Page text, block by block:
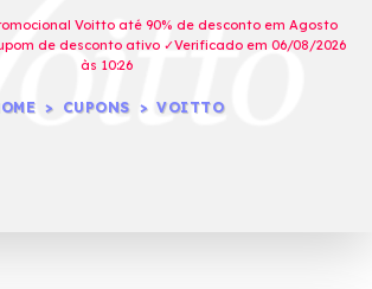
Voitto até 90% de desconto em Agosto
de desconto ativo ✓Verificado em 06/08/2026
às 10:26
CUPONS VOITTO